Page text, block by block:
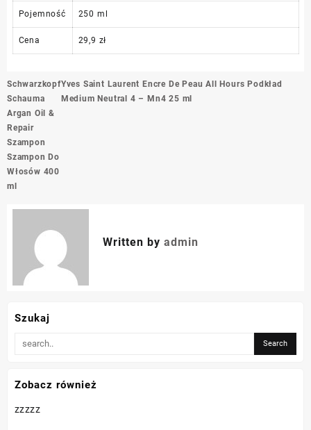
Pojemność 250 ml
Cena 29,9 zł
Nawigacja
wpisu
Schwarzkopf
Schauma
Argan Oil &
Repair
Szampon
Szampon Do
Włosów 400
ml
Yves Saint Laurent Encre De Peau All Hours Podkład
Medium Neutral 4 – Mn4 25 ml
Written by admin
Szukaj
Zobacz również
zzzzz